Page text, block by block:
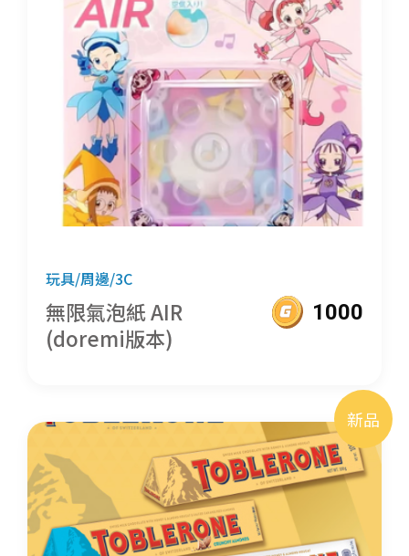
玩具/周邊/3C
無限氣泡紙 AIR
(doremi版本)
1000
新品